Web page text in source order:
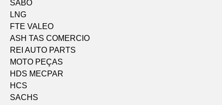
SABO
LNG
FTE VALEO
ASH TAS COMERCIO
REI AUTO PARTS
MOTO PEÇAS
HDS MECPAR
HCS
SACHS